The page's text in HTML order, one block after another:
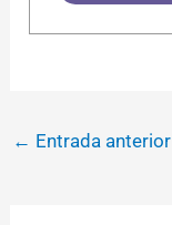
← Entrada anterior